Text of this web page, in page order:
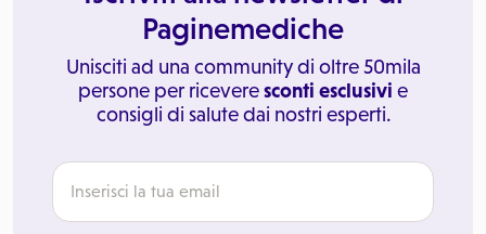
Paginemediche
Unisciti ad una community di oltre 50mila
persone per riceveresconti esclusivi e
consigli di salute dai nostri esperti.